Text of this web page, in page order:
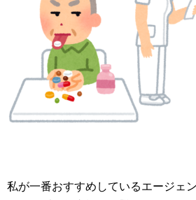
私が一番おすすめしているエージェ